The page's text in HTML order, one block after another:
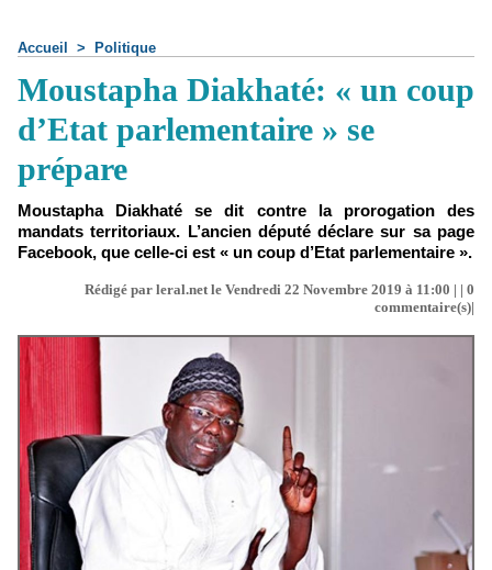
Accueil > Politique
Moustapha Diakhaté: « un coup
d’Etat parlementaire » se
prépare
Moustapha Diakhaté se dit contre la prorogation des
mandats territoriaux. L’ancien député déclare sur sa page
Facebook, que celle-ci est « un coup d’Etat parlementaire ».
Rédigé par leral.net le Vendredi 22 Novembre 2019 à 11:00 | | 0
commentaire(s)|